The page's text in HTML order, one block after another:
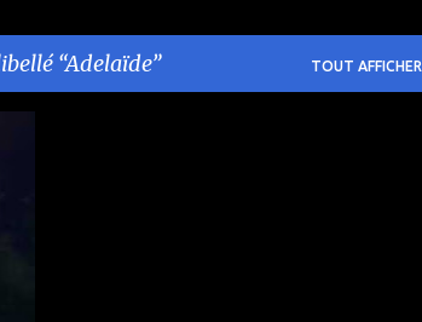
Adelaïde TOUT AFFICHER